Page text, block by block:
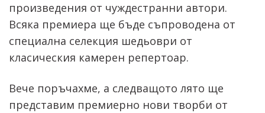
произведения от чуждестранни автори.
Всяка премиера ще бъде съпроводена от
специална селекция шедьоври от
класическия камерен репертоар.
Вече поръчахме, а следващото лято ще
представим премиерно нови творби от